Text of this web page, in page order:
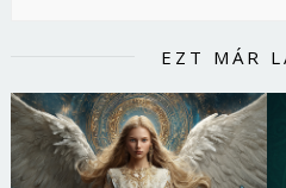
EZT MÁR